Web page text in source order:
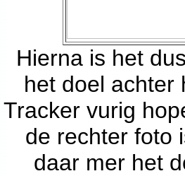
Hierna is het
het doel achter
Tracker vurig
de rechter foto
daar mer het